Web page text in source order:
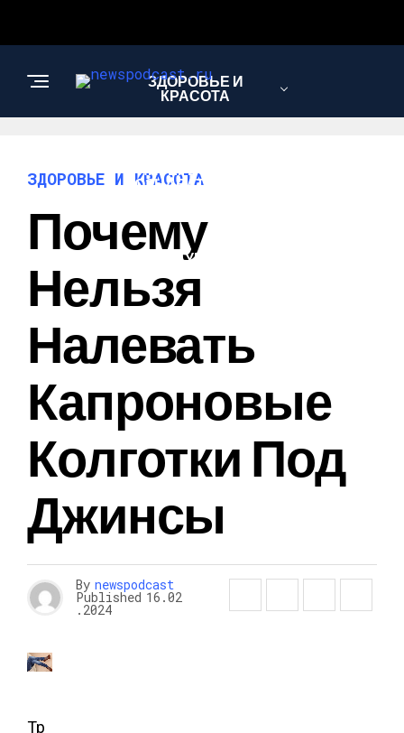
ЗДОРОВЬЕ И
КРАСОТА
ИНТЕРЕСНОЕ И
ПОЗНАВАТЕЛЬНОЕ
НАУКА И
ЗДОРОВЬЕ И КРАСОТА
Почему
Нельзя
Налевать
Капроновые
Колготки Под
Джинсы
By newspodcast
Published 16.02
.2024
Тр